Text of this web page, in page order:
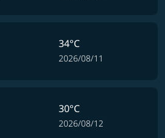
34°C
2026/08/11
30°C
2026/08/12